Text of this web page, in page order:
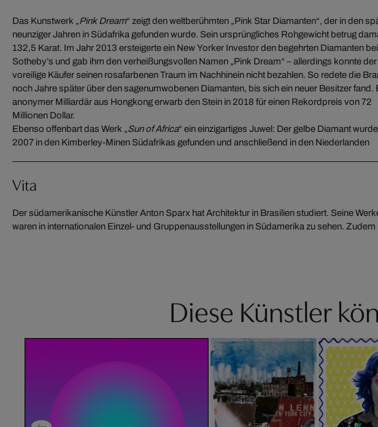
Das Kunstwerk „Pink Dream“ zeigt den weltberühmten „Pink Star Diamanten“, der in den
neunziger Jahren in Südafrika gefunden wurde. Sein ursprüngliches Rohgewicht betrug
132,5 Karat. Im Jahr 2013 ersteigerte ein New Yorker Investor den begehrten Diamanten bei
Sotheby’s und gab ihm den verheißungsvollen Namen „Pink Dream“ – allerdings konnte der
voreilige Käufer seinen rosafarbenen Traum im Nachhinein nicht bezahlen. So redete die
noch Jahre später über den sagenumwobenen Diamanten, bis sich ein neuer Besitzer fand.
anonymer Milliardär aus Hongkong erwarb den Stein in 2018 für einen Rekordpreis von 72
Millionen Dollar.
Ebenso offenbart das Werk „Sun of Africa“ ein einzigartiges Juwel: Der gelbe Diamant wurde
2007 in den Kimberley-Minen Südafrikas gefunden und anschließend in den Niederlanden
Vita
Der südamerikanische Künstler Anton Sparx hat Architektur in Brasilien studiert. Seine
waren in internationalen Einzel- und Gruppenausstellungen in Südamerika zu sehen. Zudem
Sparx über Jahrzehnte hinweg mit den renommiertesten Künstlern und Architekten der
Diese Künstler